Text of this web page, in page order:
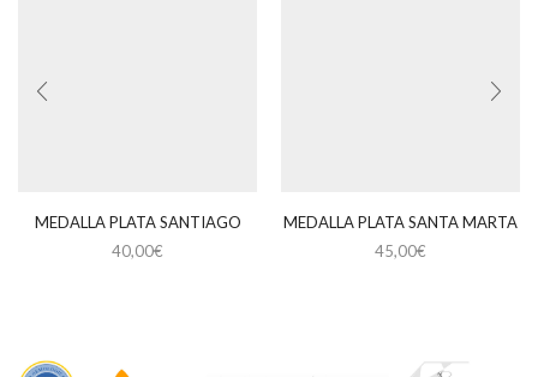
MEDALLA PLATA SANTIAGO
40,00€
MEDALLA PLATA SANTA MARTA
45,00€